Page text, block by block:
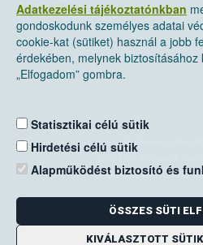
Adatkezelési tájékoztatónkban
gondoskodunk személyes adatai
cookie-kat (sütiket) használ a jobb
érdekében, melynek biztosításához
„Elfogadom” gombra.
Statisztikai célú sütik
Hirdetési célú sütik
Alapműködést biztosító és
ÖSSZES SÜTI
KIVÁLASZTOTT
Nemzeti Élelmiszerlánc-
Levelezési cím: 1525
E-mail:
Zöld szám: 06-